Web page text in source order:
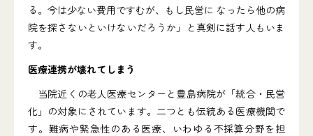
る。今は少ない費用ですむが、もし民営に なったら他の病
院を探さないといけないだろうか」と真剣に話す人もいま
す。
医療連携が壊れてしまう
当院近くの老人医療センターと豊島病院が「統合・民営
化」の対象にされています。二つとも伝統ある医療機関で
す。難病や緊急性のある医療、いわゆる不採算分野を担